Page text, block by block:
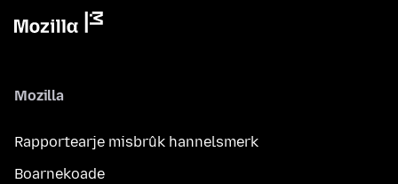
Mozilla
Rapportearje misbrûk hannelsmerk
Boarnekoade